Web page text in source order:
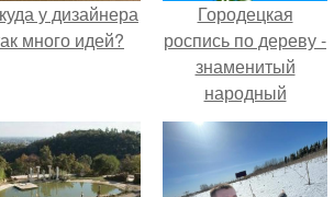
у дизайнера
много идей?
Городецкая
роспись по дереву -
знаменитый
народный
промысел
нижегородского
края.